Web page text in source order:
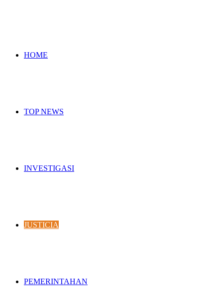
HOME
TOP NEWS
INVESTIGASI
JUSTICIA
PEMERINTAHAN